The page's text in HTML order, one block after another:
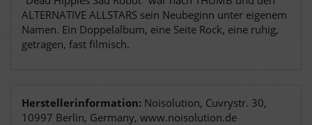
ALTERNATIVE ALLSTARS sein Neubeginn unter eigenem
Namen. Ein Doppelalbum, eine Seite Rock, eine ruhig,
getragen, fast filmisch.
Herstellerinformation: Noisolution, Cuvrystr. 30,
10997 Berlin, Germany, www.noisolution.de